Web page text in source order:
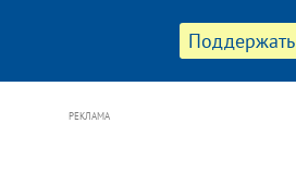
Поддержать
РЕКЛАМА